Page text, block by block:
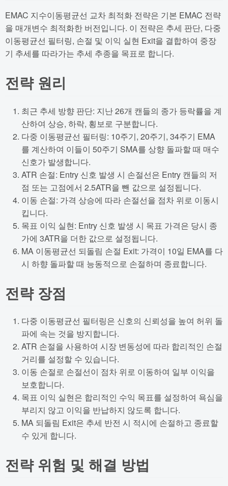
EMAC 지수이동평균선 교차 최적화 전략은 기본 EMAC 전략
을 매개변수 최적화한 버전입니다. 이 전략은 추세 판단, 다중
이동평균선 필터링, 손절 및 이익 실현 Exit을 결합하여 중장
기 추세를 따라가는 추세 추종을 목표로 합니다.
전략 원리
최근 추세 방향 판단: 지난 26개 캔들의 종가 등락률을 계
산하여 상승, 하락, 횡보로 구분합니다.
다중 이동평균선 필터링: 10주기, 20주기, 34주기 EMA
를 계산하여 이들이 50주기 SMA를 상향 돌파할 때 매수
신호가 발생합니다.
ATR 손절: Entry 신호 발생 시 손절선은 Entry 캔들의 저
점 또는 고점에서 2.5ATR을 뺀 값으로 설정됩니다.
이동 손절: 가격 상승에 따라 손절선을 점차 위로 이동시
킵니다.
목표 이익 실현: Entry 신호 발생 시 목표 가격은 당시 종
가에 3ATR을 더한 값으로 설정됩니다.
MA 이동평균선 되돌림 손절 Exit: 가격이 10일 EMA를 다
시 하향 돌파할 때 능동적으로 손절하며 종료합니다.
전략 장점
다중 이동평균선 필터링은 신호의 신뢰성을 높여 허위 돌
파에 속는 것을 방지합니다.
ATR 손절을 사용하여 시장 변동성에 따라 합리적인 손절
거리를 설정할 수 있습니다.
이동 손절로 손절선이 점차 위로 이동하여 일부 이익을
보호합니다.
목표 이익 실현은 합리적인 수익 목표를 설정하여 욕심을
부리지 않고 이익을 반납하지 않도록 합니다.
MA 되돌림 Exit은 추세 반전 시 적시에 손절하고 종료할
수 있게 합니다.
전략 위험 및 해결 방법